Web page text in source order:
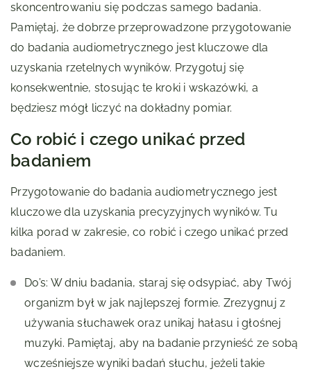
skoncentrowaniu się podczas samego badania.
Pamiętaj, że dobrze przeprowadzone przygotowanie
do badania audiometrycznego jest kluczowe dla
uzyskania rzetelnych wyników. Przygotuj się
konsekwentnie, stosując te kroki i wskazówki, a
będziesz mógł liczyć na dokładny pomiar.
Co robić i czego unikać przed
badaniem
Przygotowanie do badania audiometrycznego jest
kluczowe dla uzyskania precyzyjnych wyników. Tu
kilka porad w zakresie, co robić i czego unikać przed
badaniem.
Do’s: W dniu badania, staraj się odsypiać, aby Twój
organizm był w jak najlepszej formie. Zrezygnuj z
używania słuchawek oraz unikaj hałasu i głośnej
muzyki. Pamiętaj, aby na badanie przynieść ze sobą
wcześniejsze wyniki badań słuchu, jeżeli takie